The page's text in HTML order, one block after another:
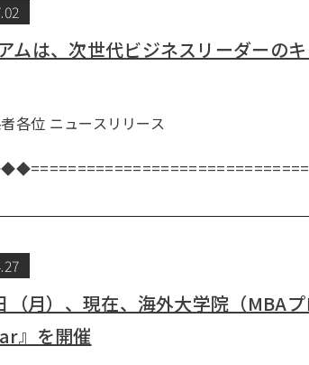
ムは、次世代ビジネスリーダーの
係者各位 ニュースリ
式会社アク
（月）、現在、海外大学院（MBA
』を開催